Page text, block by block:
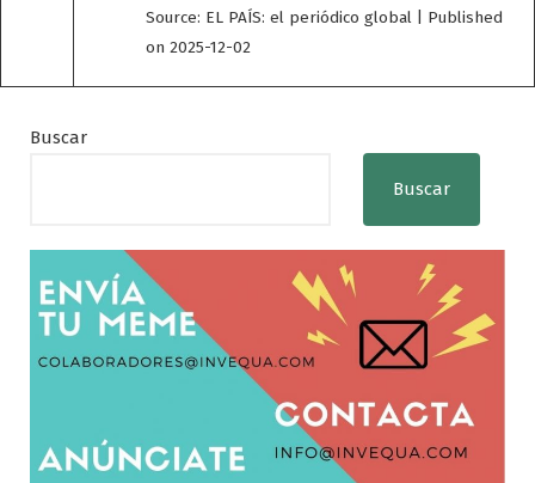
Source: EL PAÍS: el periódico global
Published
on 2025-12-02
Buscar
Buscar